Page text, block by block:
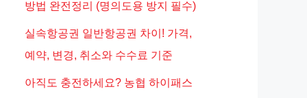
방법 완전정리 (명의도용 방지 필수)
실속항공권 일반항공권 차이! 가격,
예약, 변경, 취소와 수수료 기준
아직도 충전하세요? 농협 하이패스